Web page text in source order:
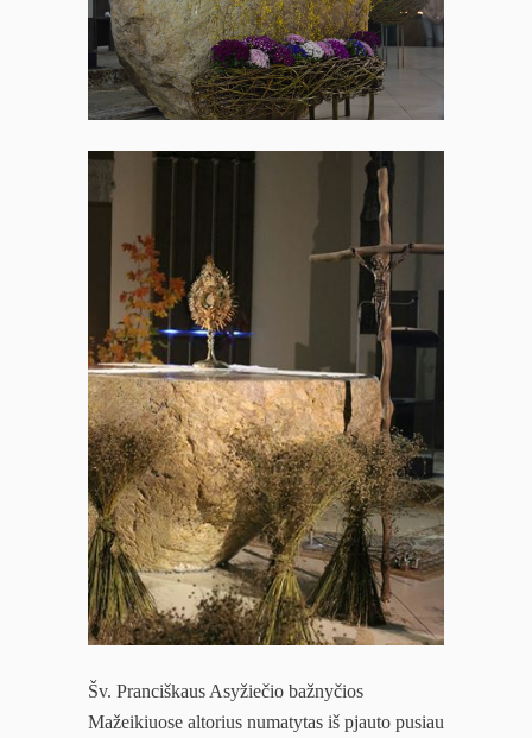
Šv. Pranciškaus Asyžiečio bažnyčios
Mažeikiuose altorius numatytas iš pjauto pusiau